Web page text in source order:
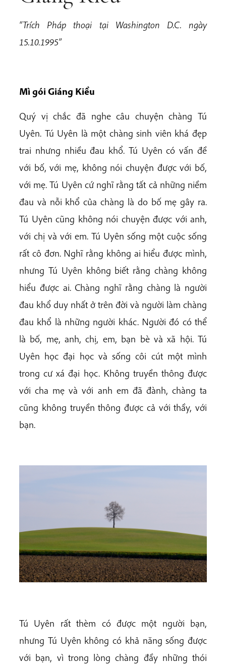
“Trích Pháp thoại tại Washington D.C. ngày
15.10.1995”
Mì gói Giáng Kiều
Quý vị chắc đã nghe câu chuyện chàng Tú
Uyên. Tú Uyên là một chàng sinh viên khá đẹp
trai nhưng nhiều đau khổ. Tú Uyên có vấn đề
với bố, với mẹ, không nói chuyện được với bố,
với mẹ. Tú Uyên cứ nghĩ rằng tất cả những niềm
đau và nỗi khổ của chàng là do bố mẹ gây ra.
Tú Uyên cũng không nói chuyện được với anh,
với chị và với em. Tú Uyên sống một cuộc sống
rất cô đơn. Nghĩ rằng không ai hiểu được mình,
nhưng Tú Uyên không biết rằng chàng không
hiểu được ai. Chàng nghĩ rằng chàng là người
đau khổ duy nhất ở trên đời và người làm chàng
đau khổ là những người khác. Người đó có thể
là bố, mẹ, anh, chị, em, bạn bè và xã hội. Tú
Uyên học đại học và sống côi cút một mình
trong cư xá đại học. Không truyền thông được
với cha mẹ và với anh em đã đành, chàng ta
cũng không truyền thông được cả với thầy, với
bạn.
Tú Uyên rất thèm có được một người bạn,
nhưng Tú Uyên không có khả năng sống được
với bạn, vì trong lòng chàng đầy những thói